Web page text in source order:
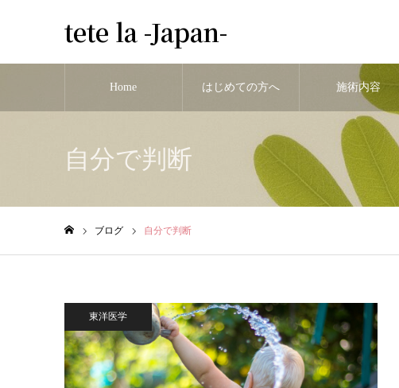
tete la -Japan-
Home はじめての方へ 施術内容
自分で判断
ブログ 自分で判断
東洋医学